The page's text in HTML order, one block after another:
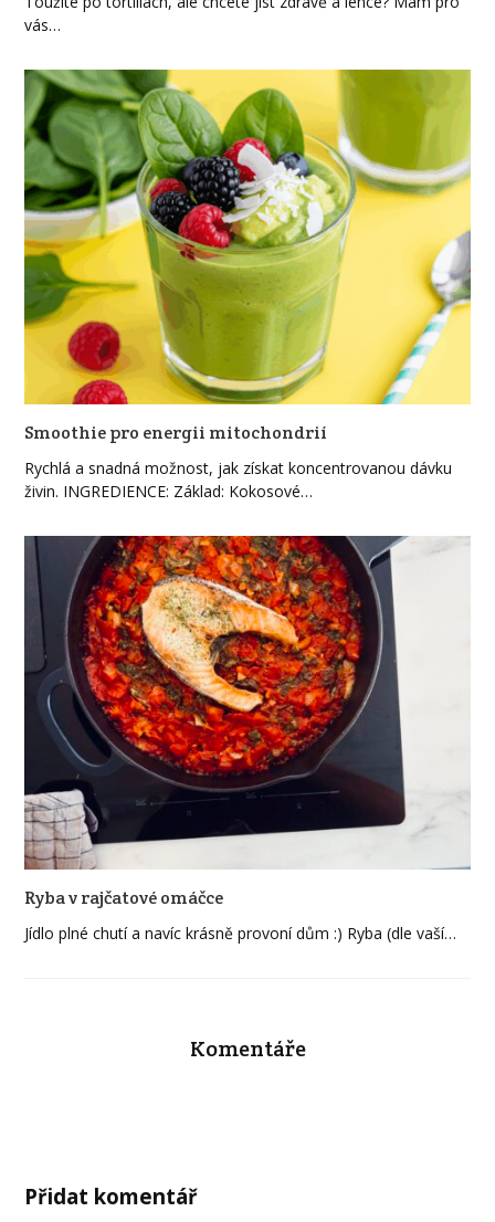
vás…
Smoothie pro energii mitochondrií
Rychlá a snadná možnost, jak získat koncentrovanou dávku
živin. INGREDIENCE: Základ: Kokosové…
Ryba v rajčatové omáčce
Jídlo plné chutí a navíc krásně provoní dům :) Ryba (dle vaší…
Komentáře
Přidat komentář